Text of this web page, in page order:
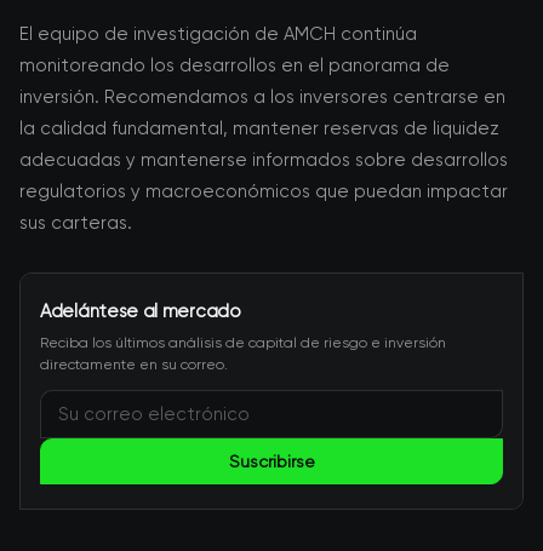
El equipo de investigación de AMCH continúa
monitoreando los desarrollos en el panorama de
inversión. Recomendamos a los inversores centrarse en
la calidad fundamental, mantener reservas de liquidez
adecuadas y mantenerse informados sobre desarrollos
regulatorios y macroeconómicos que puedan impactar
sus carteras.
Adelántese al mercado
Reciba los últimos análisis de capital de riesgo e inversión
directamente en su correo.
Suscribirse